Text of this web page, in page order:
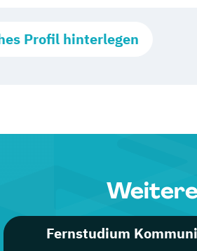
Profil hinterlegen
Fernstudium